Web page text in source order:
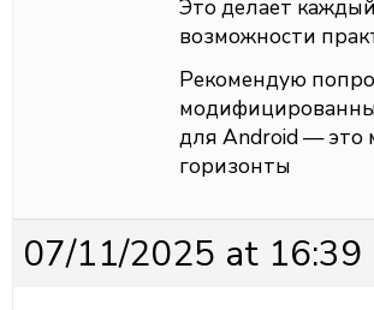
Это делает
возможности
Рекомендую
для Android — это
горизонты
07/11/2025 at 16:39